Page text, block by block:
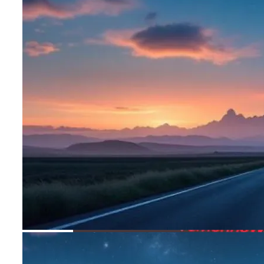
Монтажная Решётка Fischer Для
Коммуникаций На Производстве
Обзор Противовирусного Препарата
Кагоцел
Изучайте Транзитный Анализ Онлайн С
Дербент: Путеводитель По Главным
Достопримечательностям Древнего
«Империя Вагнер»: Взгляд Изнутри На
Одну Из Самых Громких Историй
Нашего Времени